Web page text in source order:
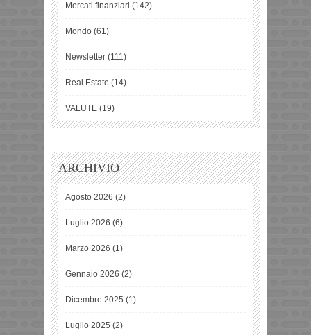
Mercati finanziari (142)
Mondo (61)
Newsletter (111)
Real Estate (14)
VALUTE (19)
ARCHIVIO
Agosto 2026 (2)
Luglio 2026 (6)
Marzo 2026 (1)
Gennaio 2026 (2)
Dicembre 2025 (1)
Luglio 2025 (2)